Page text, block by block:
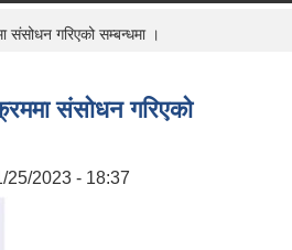
संसोधन गरिएको सम्बन्धमा ।
संसोधन गरिएको
25/2023 - 18:37